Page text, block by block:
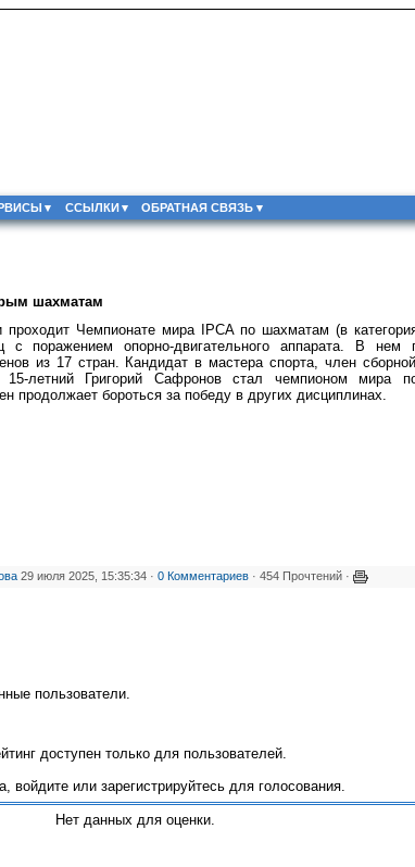
ССЫЛКИ ОБРАТНАЯ СВЯЗЬ
шахматам
Чемпионате мира IPCA по шахматам (в
с поражением опорно-двигательного аппарата. В нем
из 17 стран. Кандидат в мастера спорта, член
15-летний Григорий Сафронов стал чемпионом мира
продолжает бороться за победу в других дисциплинах.
29 июля 2025, 15:35:34 · 0 Комментариев · 454 Прочтений ·
пользователи.
доступен только для пользователей.
войдите или зарегистрируйтесь для голосования.
Нет данных для оценки.